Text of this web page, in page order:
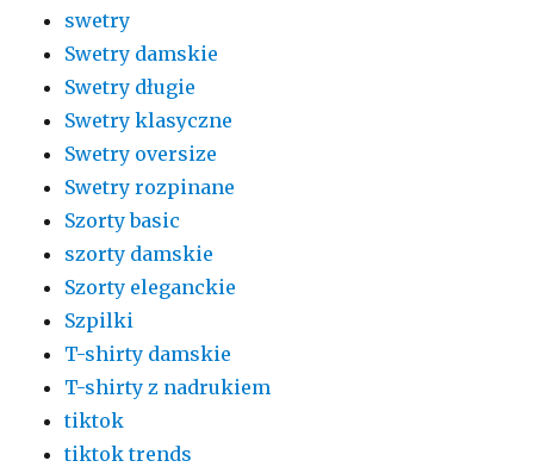
swetry
Swetry damskie
Swetry długie
Swetry klasyczne
Swetry oversize
Swetry rozpinane
Szorty basic
szorty damskie
Szorty eleganckie
Szpilki
T-shirty damskie
T-shirty z nadrukiem
tiktok
tiktok trends